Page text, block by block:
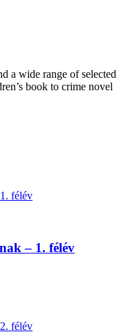
a wide range of selected
book to crime novel
– 1. félév